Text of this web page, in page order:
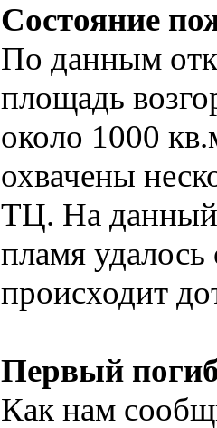
Состояние
По данным
площадь
около 1000
охвачены
ТЦ. На данный
пламя удалось
происходит
Первый
Как нам